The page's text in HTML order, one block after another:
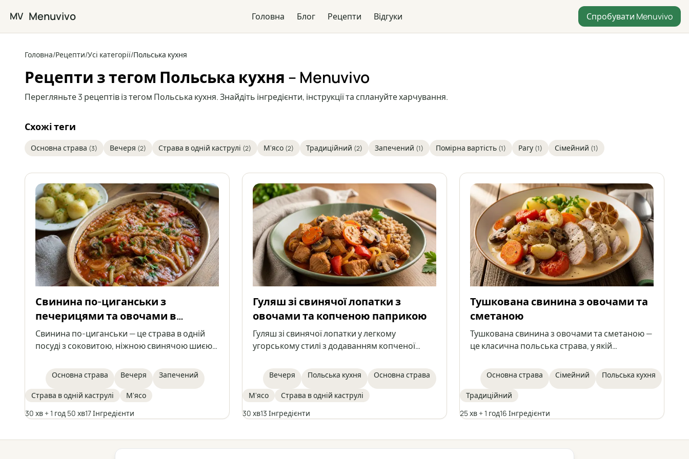
Перейти до основного вмісту
MV Menuvivo Головна Блог Рецепти Відгуки Спробувати Menuvivo
Головна/Рецепти/Усі категорії/Польська кухня
Рецепти з тегом Польська кухня – Menuvivo
Перегляньте 3 рецептів із тегом Польська кухня. Знайдіть інгредієнти, інструкції та сплануйте харчування.
Схожі теги
Основна страва (3) Вечеря (2) Страва в одній каструлі (2) М'ясо (2) Традиційний (2) Запечений (1) Помірна вартість (1) Рагу (1) Сімейний (1)
Свинина по-циганськи з
печерицями та овочами в
томатному соусі
Свинина по-циганськи — це страва в одній
посуді з соковитою, ніжною свинячою шиєю,
огірком і маринованим перцем, тушкована в
ароматному, злегка кислуватому томатному
соусі. Ідеально підходить для сімейного обіду
шльонськими галушками, кашею чи
Основна страва Вечеря Запечений
Страва в одній каструлі
М'ясо
30 хв + 1 год 50 хв17 Інгредієнти
Гуляш зі свинячої лопатки з
овочами та копченою паприкою
Гуляш зі свинячої лопатки у легкому
угорському стилі з додаванням копченої
печериць. Страва, наповнена ароматами,
ідеально підходить для швидкого та ситного
обіду. Відмінно смакує з кашею, картоплею
Вечеря Польська кухня Основна страва
М'ясо
Страва в одній каструлі
30 хв13 Інгредієнти
Тушкована свинина з овочами та
сметаною
Тушкована свинина з овочами та сметаною —
це класична польська страва, у якій
разом з морквою, печерицями, цибулею,
часником і помідорами в ароматному соусі.
Страва загущується сметаною з борошном і
бульйону. Свинина виходить соковитою, а
Основна страва Сімейний Польська кухня
Традиційний
25 хв + 1 год16 Інгредієнти
← Усі категорії